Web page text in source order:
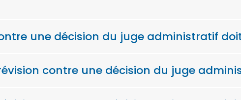
une décision du juge administratif
contre une décision du juge